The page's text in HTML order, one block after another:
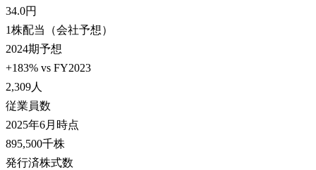
34.0円
1株配当（会社予想）
2024期予想
+183% vs FY2023
2,309人
従業員数
2025年6月時点
895,500千株
発行済株式数